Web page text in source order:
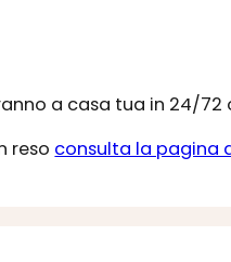
a casa tua in 24/72
reso consulta la pagina